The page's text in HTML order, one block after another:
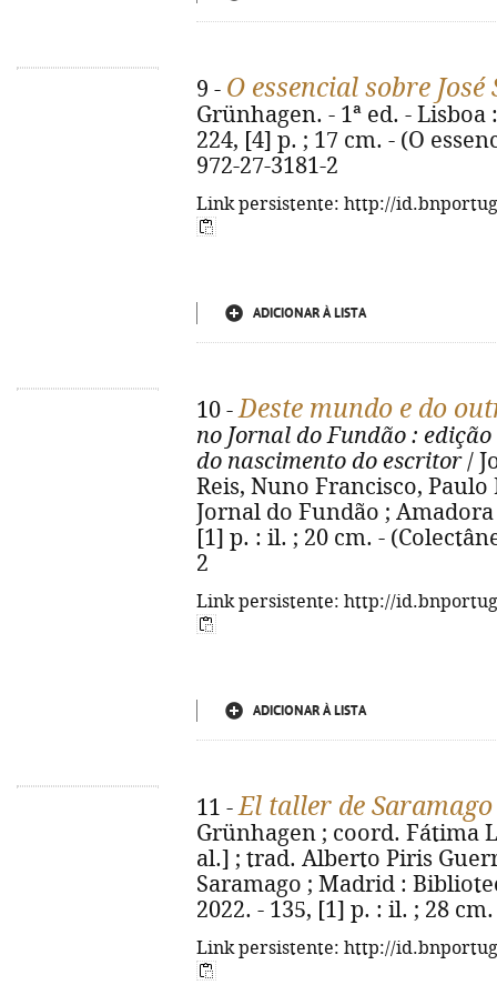
9 - O essencial sobre José
Grünhagen. - 1ª ed. -
224, [4] p. ; 17 cm. - (O
972-27-3181-2
Link persistente: http://
ADICIONAR À LISTA
10 -Deste mundo e do
no Jornal do Fundão :
do nascimento do escritor/
Reis, Nuno Francisco, Paulo
Jornal do Fundão ; Amadora
[1] p. : il. ; 20 cm. -
2
Link persistente: http://
ADICIONAR À LISTA
11 -El taller de Saramago
Grünhagen ; coord. Fátima
al.] ; trad. Alberto Piris
Saramago ; Madrid :
2022. - 135, [1] p. : il. ; 28
Link persistente: http://